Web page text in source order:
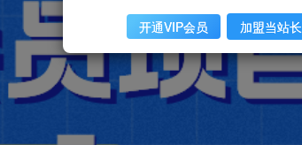
开通VIP会员 加盟当站长